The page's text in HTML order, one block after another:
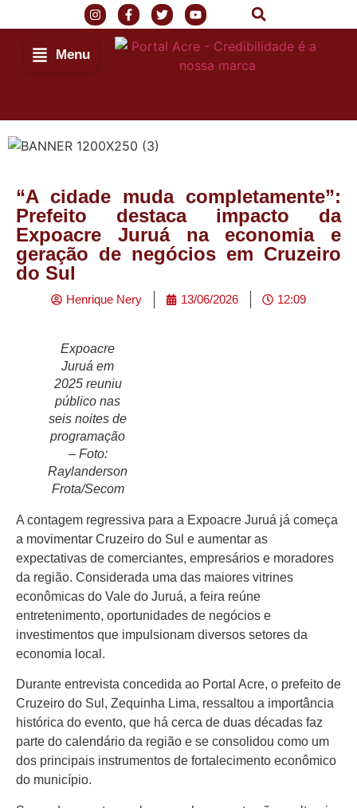
Menu
Últimas Notícias
Agenda Cultural
Política
Economia
Atualidades
Blogs e Colunas
“A cidade muda completamente”:
Prefeito destaca impacto da
Expoacre Juruá na economia e
geração de negócios em Cruzeiro
do Sul
Henrique Nery 13/06/2026 12:09
Expoacre
Juruá em
2025 reuniu
público nas
seis noites de
programação
– Foto:
Raylanderson
Frota/Secom
A contagem regressiva para a Expoacre Juruá já começa
a movimentar Cruzeiro do Sul e aumentar as
expectativas de comerciantes, empresários e moradores
da região. Considerada uma das maiores vitrines
econômicas do Vale do Juruá, a feira reúne
entretenimento, oportunidades de negócios e
investimentos que impulsionam diversos setores da
economia local.
Durante entrevista concedida ao Portal Acre, o prefeito de
Cruzeiro do Sul, Zequinha Lima, ressaltou a importância
histórica do evento, que há cerca de duas décadas faz
parte do calendário da região e se consolidou como um
dos principais instrumentos de fortalecimento econômico
do município.